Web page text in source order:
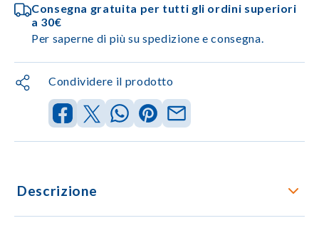
Consegna gratuita per tutti gli ordini superiori
a 30€
Per saperne di più su spedizione e consegna.
Condividere il prodotto
Descrizione